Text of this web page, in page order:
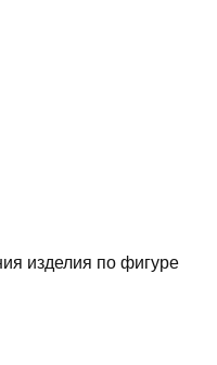
изделия по фигуре